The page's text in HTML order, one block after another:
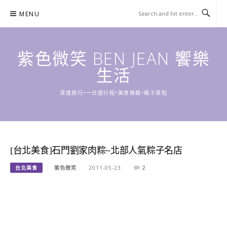
content
MENU
紫色微笑 BEN JEAN 饗樂
生活
深度旅行•一日遊行程•美食推薦•親子景點
[台北美食]石門劉家肉粽~北部人氣粽子名店
台北美食 紫色微笑 2011-05-23 2